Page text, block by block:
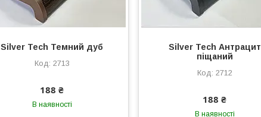
Silver Tech Темний дуб
2713
188 ₴
В наявності
Silver Tech Антрацит
піщаний
2712
188 ₴
В наявності